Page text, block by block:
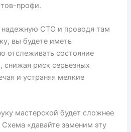
профи.
СТО и проводя там
вы будете иметь
отслеживать состояние
снижая риск серьезных
и устраняя мелкие
мастерской будет сложнее
Схема «давайте заменим эту